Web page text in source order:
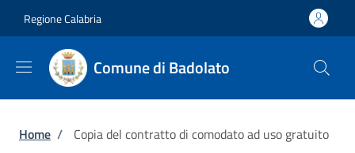
Regione Calabria
Comune di Badolato
Briciole di pane
Home / Copia del contratto di comodato ad uso gratuito